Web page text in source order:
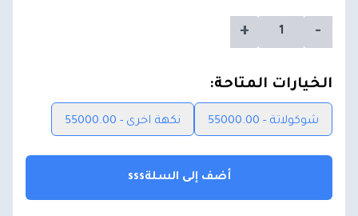
-
+
الخيارات المتاحة:
شوكولاتة - 55000.00 نكهة اخرى - 55000.00
أضف إلى السلةsss